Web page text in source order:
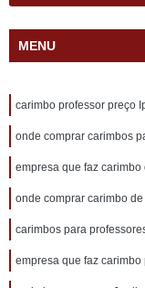
MENU
carimbo professor preço
onde comprar carimbos
empresa que faz
onde comprar carimbo
carimbos para
empresa que faz